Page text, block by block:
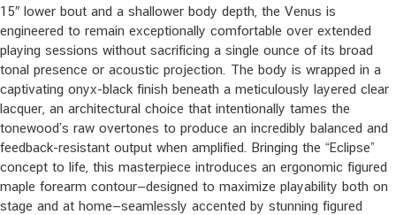
15″ lower bout and a shallower body depth, the Venus is
engineered to remain exceptionally comfortable over extended
playing sessions without sacrificing a single ounce of its broad
tonal presence or acoustic projection. The body is wrapped in a
captivating onyx-black finish beneath a meticulously layered clear
lacquer, an architectural choice that intentionally tames the
tonewood’s raw overtones to produce an incredibly balanced and
feedback-resistant output when amplified. Bringing the “Eclipse”
concept to life, this masterpiece introduces an ergonomic figured
maple forearm contour—designed to maximize playability both on
stage and at home—seamlessly accented by stunning figured